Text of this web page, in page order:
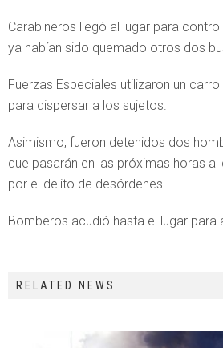
Carabineros llegó al lugar para
ya habían sido quemado otros dos
Fuerzas Especiales utilizaron un
para dispersar a los sujetos.
Asimismo, fueron detenidos dos
que pasarán en las próximas horas
por el delito de desórdenes.
Bomberos acudió hasta el lugar para
RELATED NEWS